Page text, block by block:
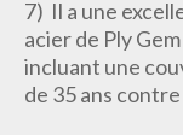
7) Il a une
acier de Ply
incluant une
de 35 ans